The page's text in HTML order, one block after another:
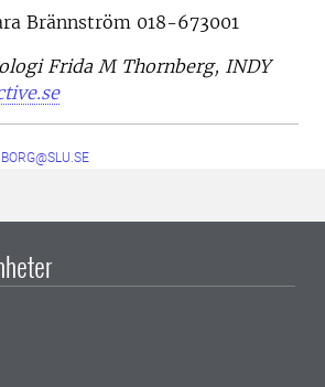
Brännström 018-673001
Frida M Thornberg, INDY